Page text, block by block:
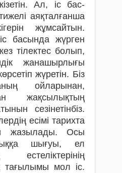
Ал, іс бас­
аяқталғанша
жұмсайтын.
басында жүрген
тілектес болып,
жанашырлығы
жүретін. Біз
ойларынан,
жақсылықтың
сезінетінбіз.
есімі тарихта
жазылады. Осы
шығуы, ел
естеліктерінің
тағылымы мол іс.